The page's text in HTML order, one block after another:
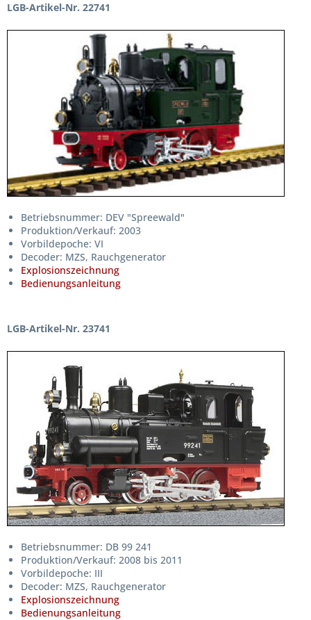
LGB-Artikel-Nr. 22741
Betriebsnummer: DEV "Spreewald"
Produktion/Verkauf: 2003
Vorbildepoche: VI
Decoder: MZS, Rauchgenerator
Explosionszeichnung
Bedienungsanleitung
LGB-Artikel-Nr. 23741
Betriebsnummer: DB 99 241
Produktion/Verkauf: 2008 bis 2011
Vorbildepoche: III
Decoder: MZS, Rauchgenerator
Explosionszeichnung
Bedienungsanleitung